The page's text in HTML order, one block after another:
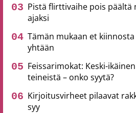
Pistä flirttivaihe pois päältä
ajaksi
Tämän mukaan et
yhtään
Feissarimokat: Keski-
teineistä – onko syytä?
Kirjoitusvirheet pilaavat
syy